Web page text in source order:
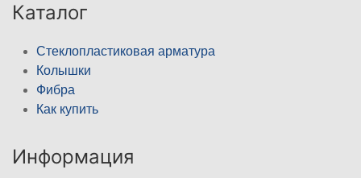
Каталог
Стеклопластиковая арматура
Колышки
Фибра
Как купить
Информация